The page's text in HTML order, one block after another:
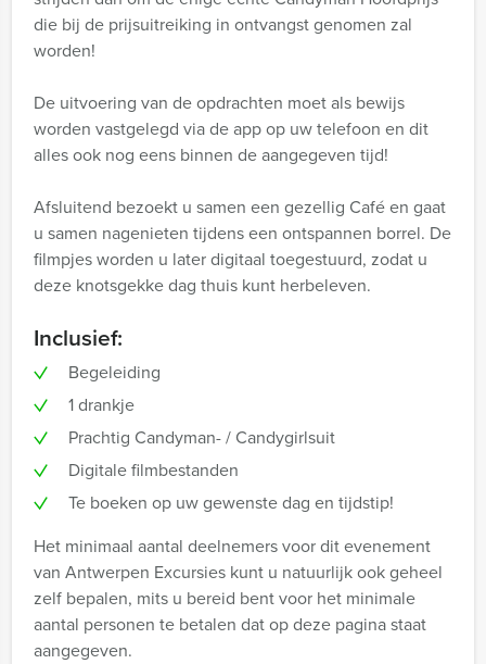
die bij de prijsuitreiking in ontvangst genomen zal
worden!
De uitvoering van de opdrachten moet als bewijs
worden vastgelegd via de app op uw telefoon en dit
alles ook nog eens binnen de aangegeven tijd!
Afsluitend bezoekt u samen een gezellig Café en gaat
u samen nagenieten tijdens een ontspannen borrel. De
filmpjes worden u later digitaal toegestuurd, zodat u
deze knotsgekke dag thuis kunt herbeleven.
Inclusief:
Begeleiding
1 drankje
Prachtig Candyman- / Candygirlsuit
Digitale filmbestanden
Te boeken op uw gewenste dag en tijdstip!
Het minimaal aantal deelnemers voor dit evenement
van Antwerpen Excursies kunt u natuurlijk ook geheel
zelf bepalen, mits u bereid bent voor het minimale
aantal personen te betalen dat op deze pagina staat
aangegeven.